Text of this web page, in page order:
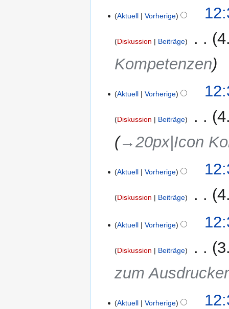
Aktuell Vorherige
Diskussion Beiträge
Kompetenzen
Aktuell Vorherige
Diskussion Beiträge
→‎20px|Icon
Aktuell Vorherige
Diskussion Beiträge
e
n
B
e
r
Aktuell Vorherige
Diskussion Beiträge
zum
Aktuell Vorherige